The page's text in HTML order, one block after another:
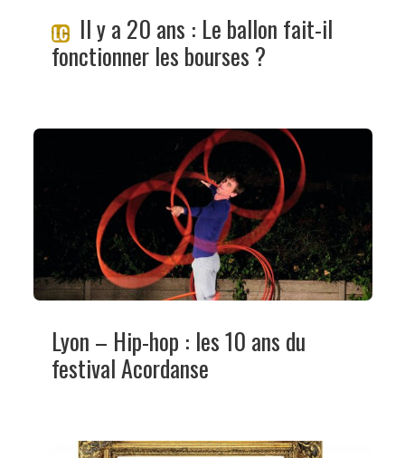
Il y a 20 ans : Le ballon fait-il
fonctionner les bourses ?
Lyon – Hip-hop : les 10 ans du
festival Acordanse